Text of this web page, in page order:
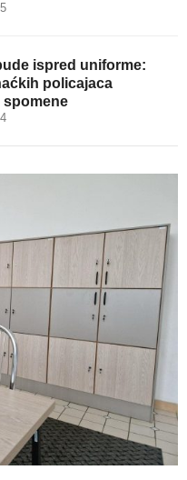
ispred uniforme:
policajaca
spomene